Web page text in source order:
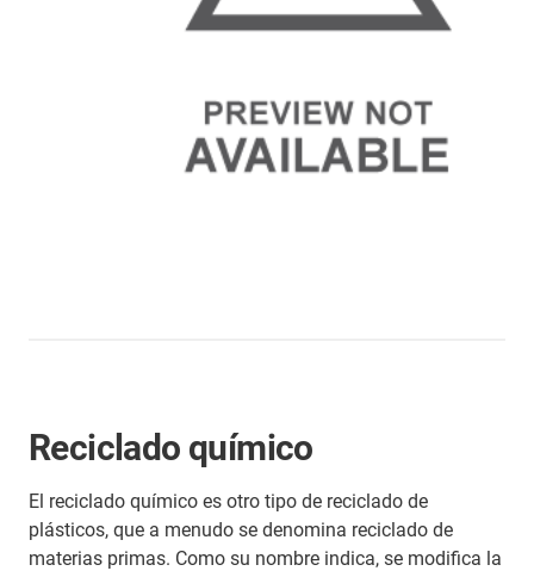
Reciclado químico
El reciclado químico es otro tipo de reciclado de
plásticos, que a menudo se denomina reciclado de
materias primas. Como su nombre indica, se modifica la